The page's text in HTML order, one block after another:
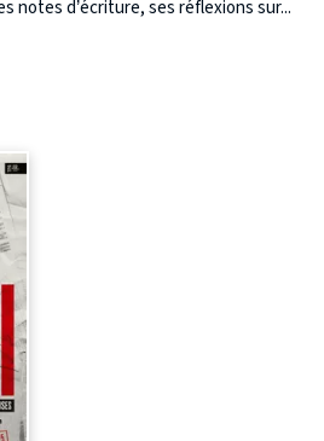
notes d’écriture, ses réflexions sur...